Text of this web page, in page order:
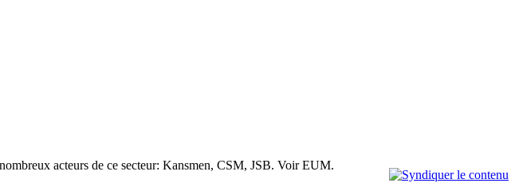
acteurs de ce secteur: Kansmen, CSM, JSB. Voir EUM.